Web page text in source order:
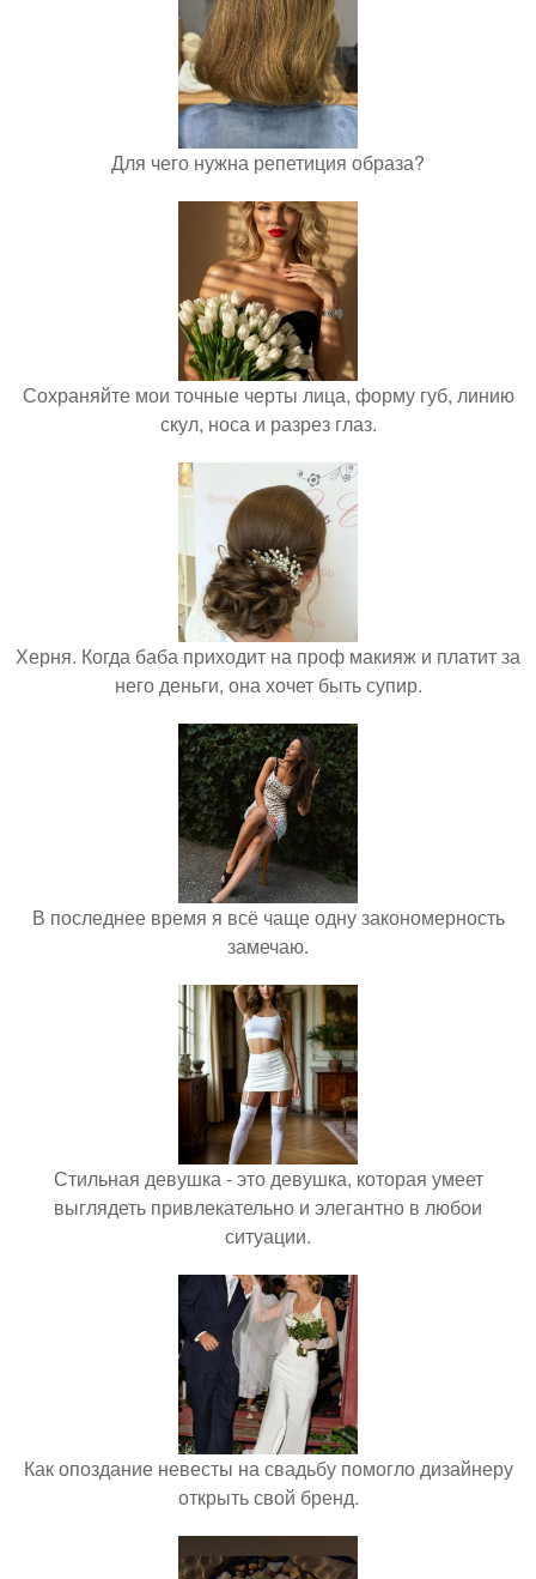
Для чего нужна репетиция образа?
Сохраняйте мои точные черты лица, форму губ, линию
скул, носа и разрез глаз.
Херня. Когда баба приходит на проф макияж и платит за
него деньги, она хочет быть супир.
В последнее время я всё чаще одну закономерность
замечаю.
Стильная девушка - это девушка, которая умеет
выглядеть привлекательно и элегантно в любои
ситуации.
Как опоздание невесты на свадьбу помогло дизайнеру
открыть свой бренд.